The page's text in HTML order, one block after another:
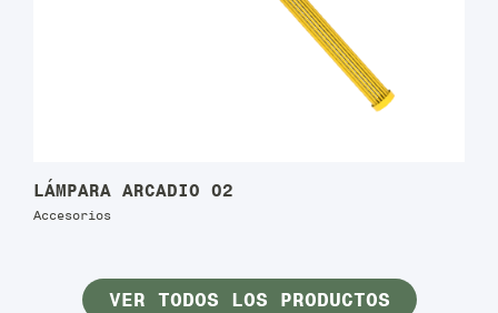
LÁMPARA ARCADIO 02
Accesorios
VER TODOS LOS PRODUCTOS